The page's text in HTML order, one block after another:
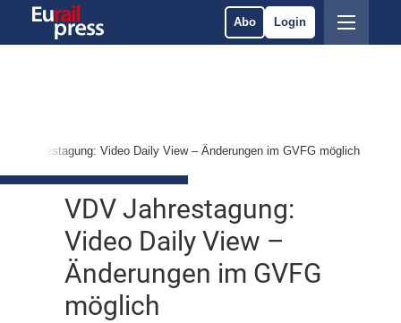
Abo Login
Jahrestagung: Video Daily View – Änderungen im GVFG möglich
VDV Jahrestagung:
Video Daily View –
Änderungen im GVFG
möglich